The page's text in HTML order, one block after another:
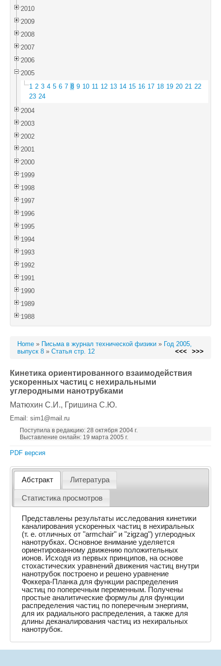
2010
2009
2008
2007
2006
2005
1 2 3 4 5 6 7 8 9 10 11 12 13 14 15 16 17 18 19 20 21 22
23 24
2004
2003
2002
2001
2000
1999
1998
1997
1996
1995
1994
1993
1992
1991
1990
1989
1988
Home » Письма в журнал технической физики » Год 2005,
выпуск 8 » Статья стр. 12 <<< >>>
Кинетика ориентированного взаимодействия
ускоренных частиц с нехиральными
углеродными нанотрубками
Матюхин С.И., Гришина С.Ю.
Email: sim1@mail.ru
Поступила в редакцию: 28 октября 2004 г.
Выставление онлайн: 19 марта 2005 г.
PDF версия
Абстракт Литература
Статистика просмотров
Представлены результаты исследования кинетики
каналирования ускоренных частиц в нехиральных
(т. е. отличных от "armchair" и "zigzag") углеродных
нанотрубках. Основное внимание уделяется
ориентированному движению положительных
ионов. Исходя из первых принципов, на основе
стохастических уравнений движения частиц внутри
нанотрубок построено и решено уравнение
Фоккера-Планка для функции распределения
частиц по поперечным переменным. Получены
простые аналитические формулы для функции
распределения частиц по поперечным энергиям,
для их радиального распределения, а также для
длины деканалирования частиц из нехиральных
нанотрубок.